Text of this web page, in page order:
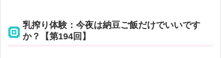
乳搾り体験：今夜は納豆ご飯だけでいいです
か？【第194回】